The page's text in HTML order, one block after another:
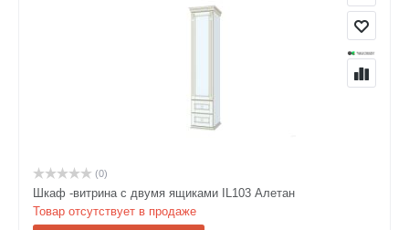
(0)
Шкаф -витрина с двумя ящиками IL103 Алетан
Товар отсутствует в продаже